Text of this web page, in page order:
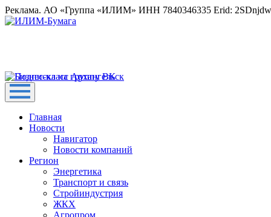
Реклама. АО «Группа «ИЛИМ» ИНН 7840346335 Erid:
Главная
Новости
Навигатор
Новости компаний
Регион
Энергетика
Транспорт и связь
Стройиндустрия
ЖКХ
Агропром